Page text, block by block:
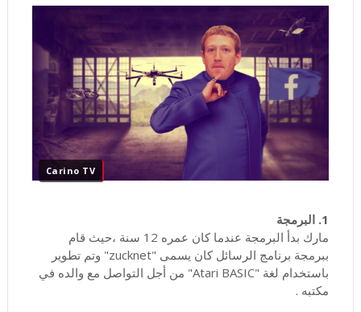
Carino TV
1. البرمجة
مارك بدأ البرمجة عندما كان عمره 12 سنة ،حيث قام
ببرمجة برنامج الرسائل كان يسمى "zucknet" وتم تطوير
باستخدام لغة "Atari BASIC" من أجل التواصل مع والده في
مكتبه .